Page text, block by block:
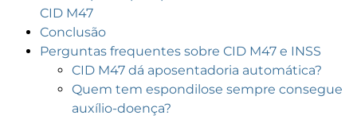
CID M47
Conclusão
Perguntas frequentes sobre CID M47 e INSS
CID M47 dá aposentadoria automática?
Quem tem espondilose sempre consegue
auxílio-doença?